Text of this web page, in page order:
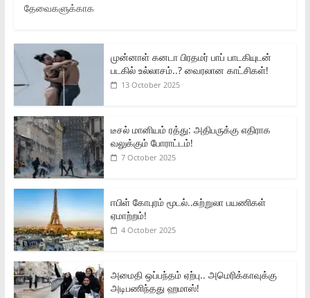
தேவைகளுக்காக
முன்னாள் கனடா பிரதமர் பாப் பாடகியுடன்
படகில் உல்லாசம்..? வைரலான காட்சிகள்!
13 October 2025
டீசல் மானியம் ரத்து: அதிபருக்கு எதிராக
வலுக்கும் போராட்டம்!
7 October 2025
ஈபிள் கோபுரம் மூடல்..சுற்றுலா பயணிகள்
ஏமாற்றம்!
4 October 2025
அமைதி ஒப்பந்தம் ஏற்பு.. அமெரிக்காவுக்கு
அடிபணிந்தது ஹமாஸ்!